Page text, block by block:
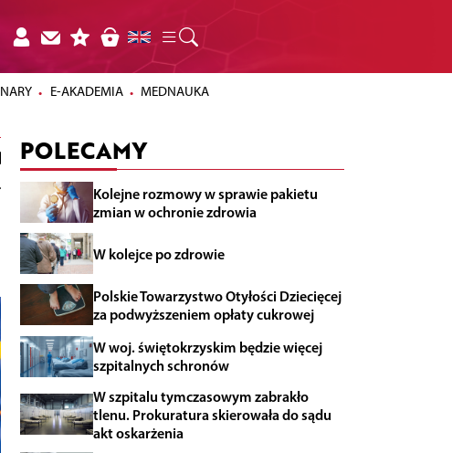
E-AKADEMIA MEDNAUKA
POLECAMY
Kolejne rozmowy w sprawie pakietu
zmian w ochronie zdrowia
W kolejce po zdrowie
Polskie Towarzystwo Otyłości Dziecięcej
za podwyższeniem opłaty cukrowej
W woj. świętokrzyskim będzie więcej
szpitalnych schronów
W szpitalu tymczasowym zabrakło
tlenu. Prokuratura skierowała do sądu
akt oskarżenia